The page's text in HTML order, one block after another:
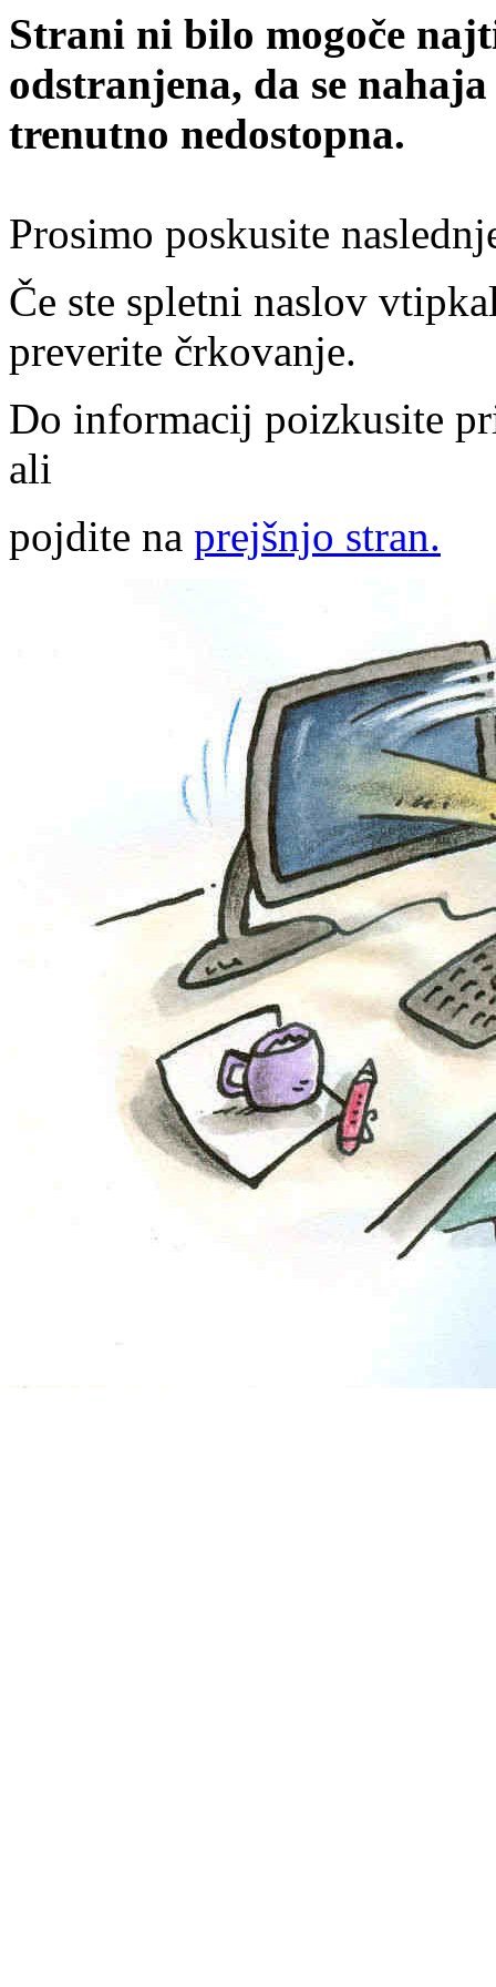
Strani ni bilo mogoče
odstranjena, da se
trenutno nedostopna.
Prosimo poskusite
Če ste spletni naslov
preverite črkovanje.
Do informacij poizkusite
ali
pojdite na prejšnjo stran.